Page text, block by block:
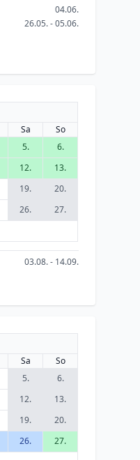
04.06.
26.05. - 05.06.
Sa
So
5.
6.
12.
13.
19.
20.
26.
27.
03.08. - 14.09.
Sa
So
5.
6.
12.
13.
19.
20.
26.
27.